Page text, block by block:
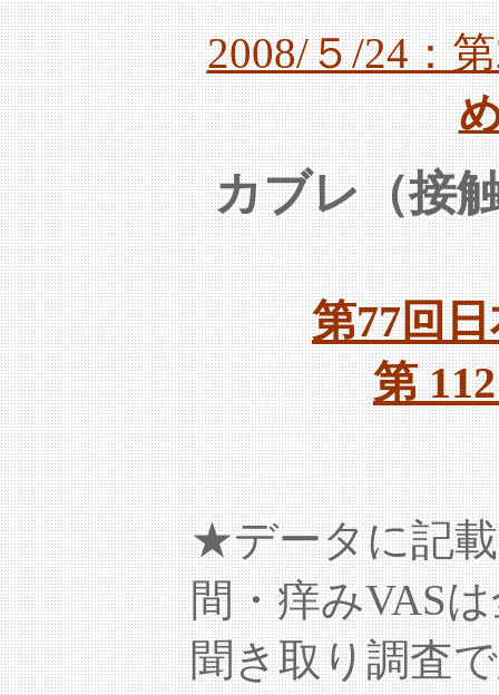
2008/５/24：
カブレ（接
第77回
第
★データに記
間・痒みVAS
聞き取り調査